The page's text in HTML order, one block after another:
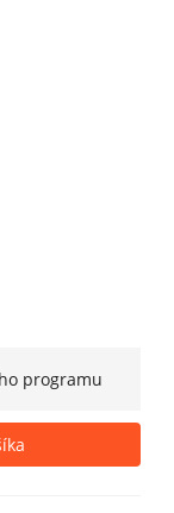
programu